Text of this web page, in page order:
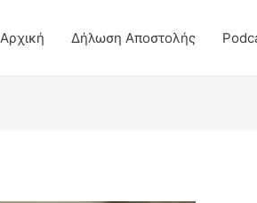
Αρχική Δήλωση Αποστολής